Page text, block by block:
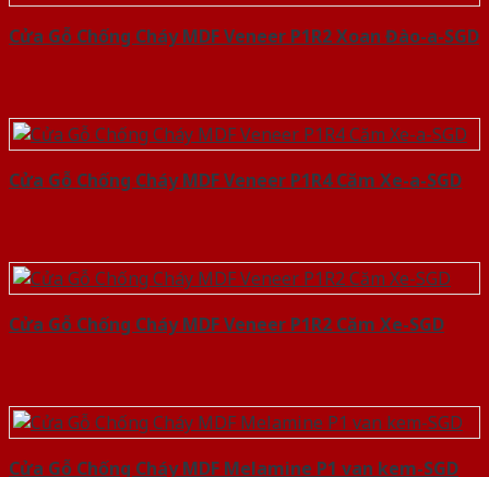
Cửa Gỗ Chống Cháy MDF Veneer P1R2 Xoan Đào-a-SGD
Cửa Gỗ Chống Cháy MDF Veneer P1R4 Căm Xe-a-SGD
Cửa Gỗ Chống Cháy MDF Veneer P1R2 Căm Xe-SGD
Cửa Gỗ Chống Cháy MDF Melamine P1 van kem-SGD